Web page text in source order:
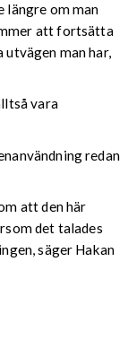
längre om man
att fortsätta
utvägen man har,
vara
redan
att den här
det talades
säger Hakan